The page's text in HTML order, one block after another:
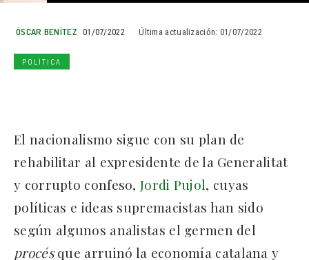
ÓSCAR BENÍTEZ 01/07/2022 Última actualización: 01/07/2022
POLÍTICA
El nacionalismo sigue con su plan de
rehabilitar al expresidente de la Generalitat
y corrupto confeso,Jordi Pujol, cuyas
políticas e ideas supremacistas han sido
según algunos analistas el germen del
procésque arruinó la economía catalana y